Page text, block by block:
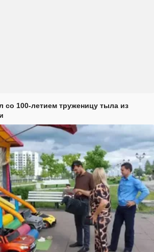
со 100-летием труженицу тыла из